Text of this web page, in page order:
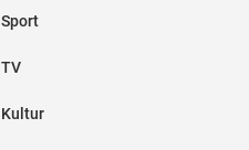
Sport
TV
Kultur